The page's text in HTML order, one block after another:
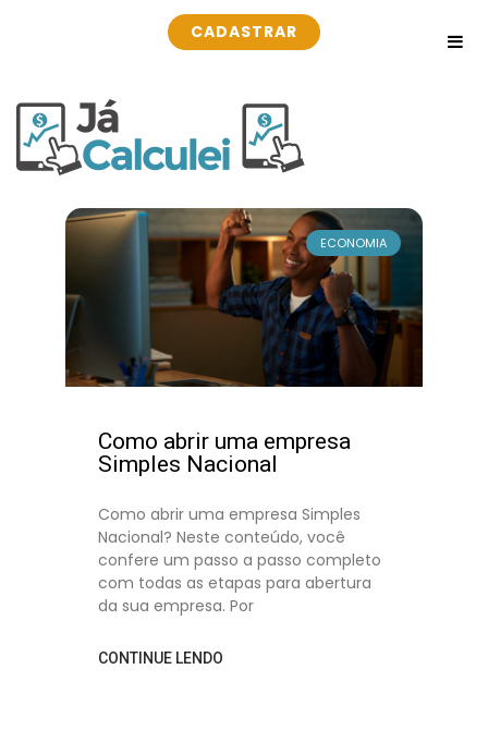
CADASTRAR
ECONOMIA
Como abrir uma empresa
Simples Nacional
Como abrir uma empresa Simples
Nacional? Neste conteúdo, você
confere um passo a passo completo
com todas as etapas para abertura
da sua empresa. Por
CONTINUE LENDO